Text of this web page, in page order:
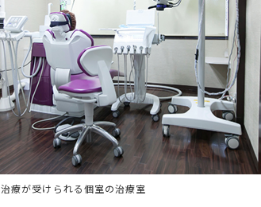
療が受けられる個室の治療室